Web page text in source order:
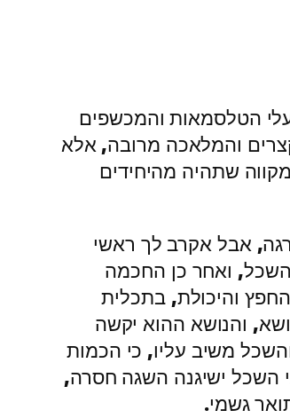
הטלסמאות והמכשפים
קצרים והמלאכה מרובה, אלא
שתהיה מהיחידים
אבל אקרב לך ראשי
השכל, ואחר כן החכמה
והיכולת, בתכלית
והנושא ההוא יקשה
משיב עליו, כי הכמות
השכל ישיגנה השגה חסרה,
גשמי.